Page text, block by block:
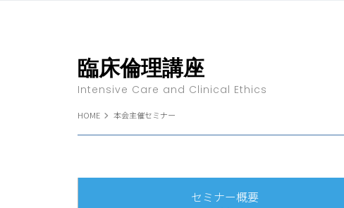
HOME 本会主催セミナー
臨床倫理講座
Intensive Care and Clinical Ethics
セミナー概要